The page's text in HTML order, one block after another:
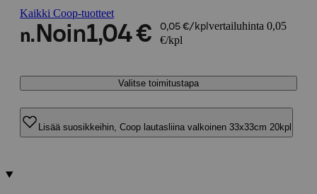
Kaikki Coop-tuotteet
n. Noin1,04 € 0,05 €/kpl vertailuhinta 0,05
€/kpl
Valitse toimitustapa
Lisää suosikkeihin, Coop lautasliina valkoinen 33x33cm 20kpl